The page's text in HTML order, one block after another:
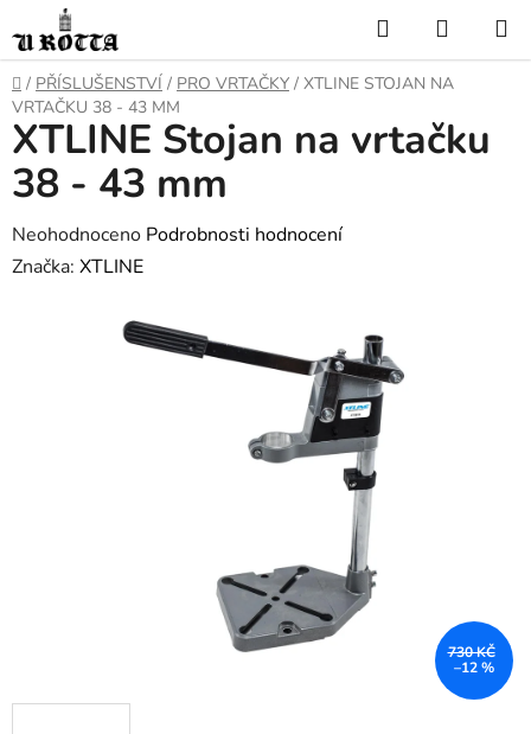
na
obsah
Hledat
KOŠÍK
DOMŮ
/ PŘÍSLUŠENSTVÍ / PRO VRTAČKY / XTLINE STOJAN NA
VRTAČKU 38 - 43 MM
XTLINE Stojan na vrtačku
38 - 43 mm
Průměrné
hodnocení
Neohodnoceno Podrobnosti hodnocení
Značka: XTLINE
730 KČ
–12 %